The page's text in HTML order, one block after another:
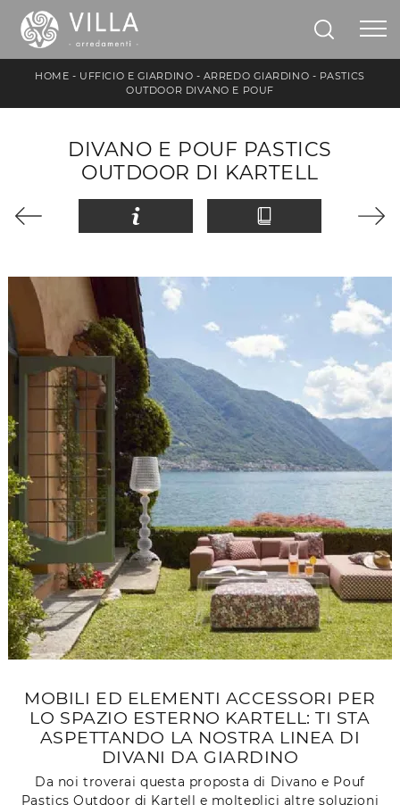
HOME - UFFICIO E GIARDINO - ARREDO GIARDINO - PASTICS
OUTDOOR DIVANO E POUF
DIVANO E POUF PASTICS
OUTDOOR DI KARTELL
MOBILI ED ELEMENTI ACCESSORI PER
LO SPAZIO ESTERNO KARTELL: TI STA
ASPETTANDO LA NOSTRA LINEA DI
DIVANI DA GIARDINO
Da noi troverai questa proposta di Divano e Pouf
Pastics Outdoor di Kartell e molteplici altre soluzioni